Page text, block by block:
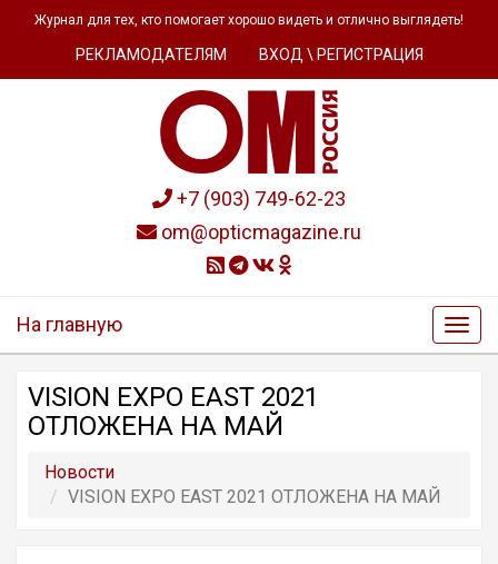
Журнал для тех, кто помогает хорошо видеть и отлично выглядеть!
РЕКЛАМОДАТЕЛЯМ ВХОД \ РЕГИСТРАЦИЯ
+7 (903) 749-62-23
om@opticmagazine.ru
На главную
VISION EXPO EAST 2021
ОТЛОЖЕНА НА МАЙ
Новости
VISION EXPO EAST 2021 ОТЛОЖЕНА НА МАЙ